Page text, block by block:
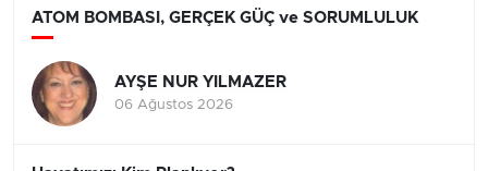
ATOM BOMBASI, GERÇEK GÜÇ ve SORUMLULUK
AYŞE NUR YILMAZER
06 Ağustos 2026